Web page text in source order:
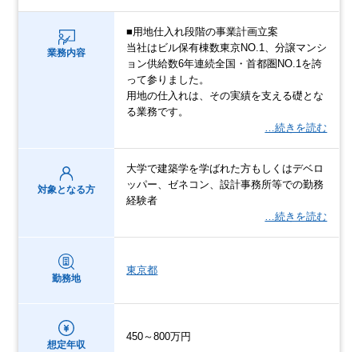
業務内容
■用地仕入れ段階の事業計画立案
当社はビル保有棟数東京NO.1、分譲マンシ
ョン供給数6年連続全国・首都圏NO.1を誇
って参りました。
用地の仕入れは、その実績を支える礎とな
る業務です。
…続きを読む
対象となる方
大学で建築学を学ばれた方もしくはデベロ
ッパー、ゼネコン、設計事務所等での勤務
経験者
…続きを読む
勤務地
東京都
想定年収
450～800万円